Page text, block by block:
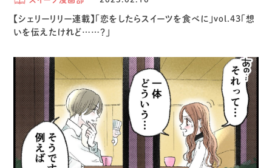
【シェリーリリー連載】「恋をしたらスイーツを食べに」vol.43「想
いを伝えたけれど……？」